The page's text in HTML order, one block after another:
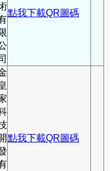
點我下載QR圖碼
點我下載QR圖碼